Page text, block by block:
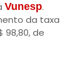
Vunesp.
da taxa
98,80, de